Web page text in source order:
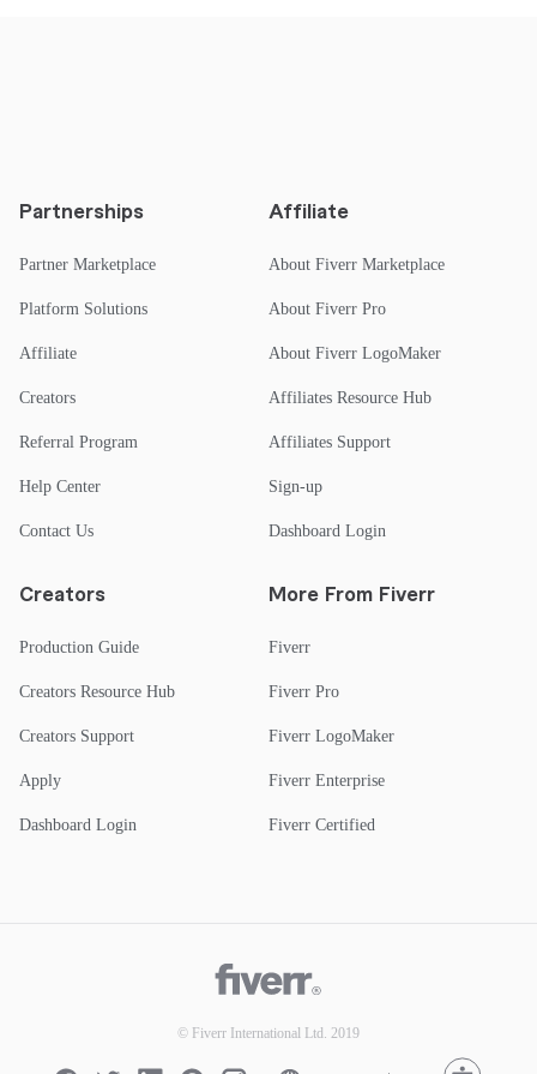
Partnerships
Partner Marketplace
Platform Solutions
Affiliate
Creators
Referral Program
Help Center
Contact Us
Affiliate
About Fiverr Marketplace
About Fiverr Pro
About Fiverr LogoMaker
Affiliates Resource Hub
Affiliates Support
Sign-up
Dashboard Login
Creators
Production Guide
Creators Resource Hub
Creators Support
Apply
Dashboard Login
More From Fiverr
Fiverr
Fiverr Pro
Fiverr LogoMaker
Fiverr Enterprise
Fiverr Certified
© Fiverr International Ltd. 2019